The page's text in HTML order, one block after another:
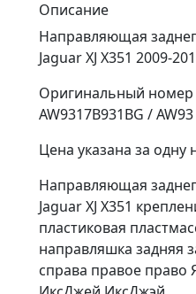
Описание
Направляющая
Jaguar XJ X351 2009-
Оригинальный номер
AW9317B931BG /
Цена указана за
Направляющая
Jaguar XJ X351
пластиковая
направляшка задняя
справа правое право